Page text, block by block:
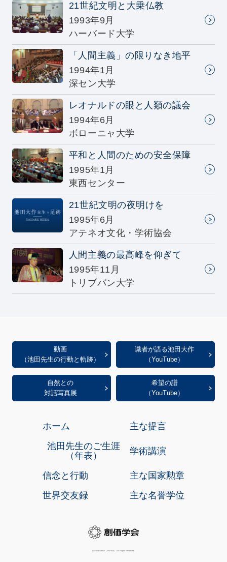
21世紀文明と大乗仏教
1993年9月
ハーバード大学
「人間主義」の限りなき地平
1994年1月
深セン大学
レオナルドの眼と人類の議会
1994年6月
ボローニャ大学
平和と人間のための安全保障
1995年1月
東西センター
21世紀文明の夜明けを
1995年6月
アテネオ文化・学術協会
人間主義の最高峰を仰ぎて
1995年11月
トリブバン大学
動画
（池田先生の行動と軌跡）
識者が語る池田大作
（YouTube）
自然との
対話写真展
希望の譜
（YouTube）
ホーム
池田先生のご生涯
（年表）
信念と行動
世界交友録
主な提言
学術講演
主な国家勲章
主な名誉学位
© SokaGakkai（JAPAN） All Rights Reserved.